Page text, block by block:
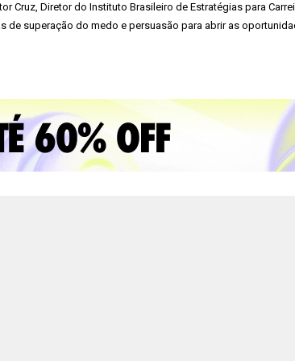
Cruz, Diretor do Instituto Brasileiro de Estratégias para
de superação do medo e persuasão para abrir as